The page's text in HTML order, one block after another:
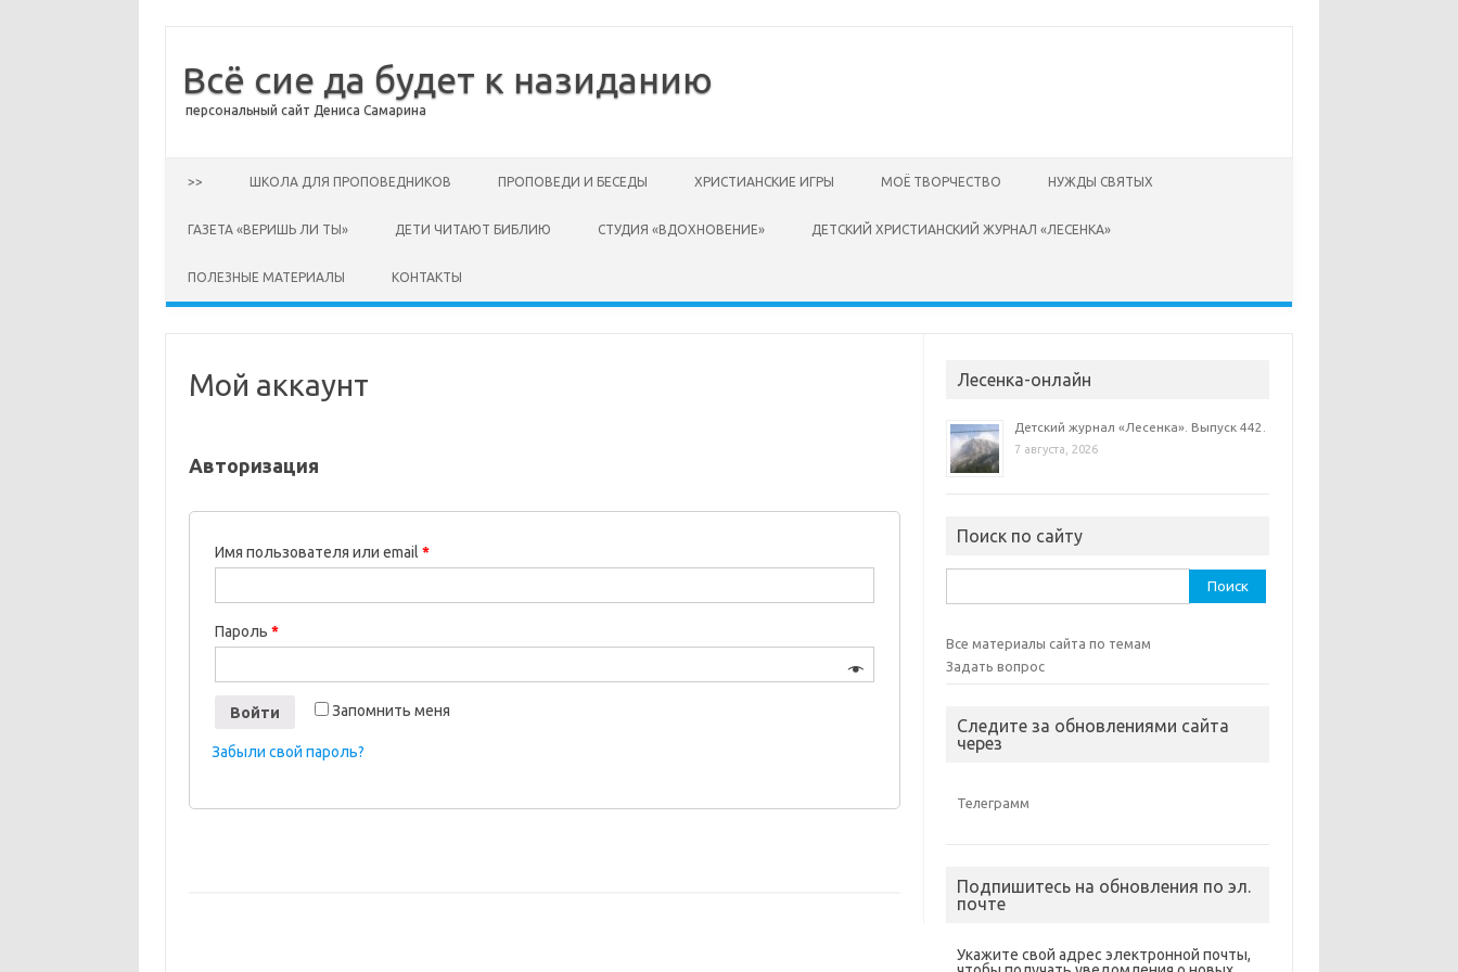
Всё сие да будет к назиданию
персональный сайт Дениса Самарина
>> ШКОЛА ДЛЯ ПРОПОВЕДНИКОВ ПРОПОВЕДИ И БЕСЕДЫ ХРИСТИАНСКИЕ ИГРЫ МОЁ ТВОРЧЕСТВО НУЖДЫ СВЯТЫХ
ГАЗЕТА «ВЕРИШЬ ЛИ ТЫ» ДЕТИ ЧИТАЮТ БИБЛИЮ СТУДИЯ «ВДОХНОВЕНИЕ» ДЕТСКИЙ ХРИСТИАНСКИЙ ЖУРНАЛ «ЛЕСЕНКА»
ПОЛЕЗНЫЕ МАТЕРИАЛЫ КОНТАКТЫ
Мой аккаунт
Авторизация
Имя пользователя или email *
Пароль *
Запомнить меня
Войти
Забыли свой пароль?
Лесенка-онлайн
Детский журнал «Лесенка». Выпуск 442.
7 августа, 2026
Поиск по сайту
Все материалы сайта по темам
Задать вопрос
Следите за обновлениями сайта
через
Телеграмм
Подпишитесь на обновления по эл.
почте
Укажите свой адрес электронной почты,